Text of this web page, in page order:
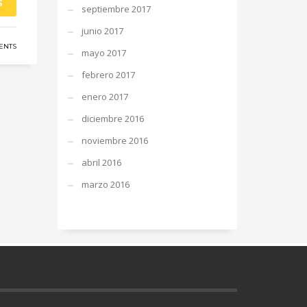
septiembre 2017
junio 2017
mayo 2017
febrero 2017
enero 2017
diciembre 2016
noviembre 2016
abril 2016
marzo 2016